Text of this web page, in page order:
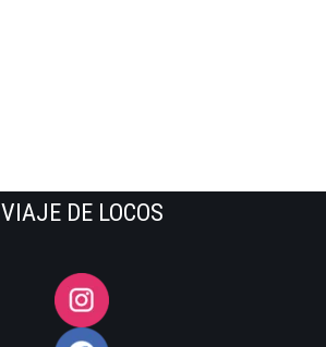
VIAJE DE LOCOS